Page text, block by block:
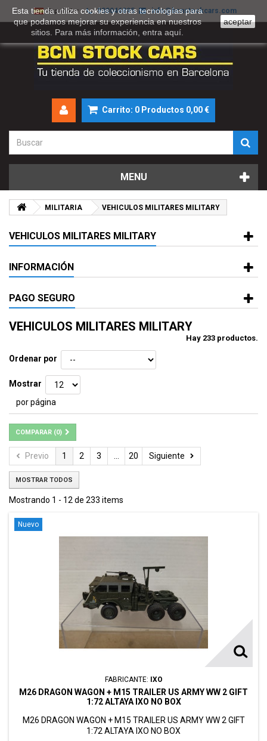
Español 930046895 info@bcnstockcars.com
Carrito: 0 Productos 0,00 €
MENU
MILITARIA VEHICULOS MILITARES MILITARY
VEHICULOS MILITARES MILITARY
INFORMACIÓN
PAGO SEGURO
VEHICULOS MILITARES MILITARY
Hay 233 productos.
Ordenar por
Mostrar
por página
COMPARAR (0)
Previo 1 2 3 20 Siguiente
MOSTRAR TODOS
Mostrando 1 - 12 de 233 items
Nuevo
FABRICANTE: IXO
M26 DRAGON WAGON + M15 TRAILER US ARMY WW 2 GIFT
1:72 ALTAYA IXO NO BOX
M26 DRAGON WAGON + M15 TRAILER US ARMY WW 2 GIFT
1:72 ALTAYA IXO NO BOX
Esta tienda utiliza cookies y otras tecnologías para
que podamos mejorar su experiencia en nuestros
sitios. Para más información, entra aquí
aceptar